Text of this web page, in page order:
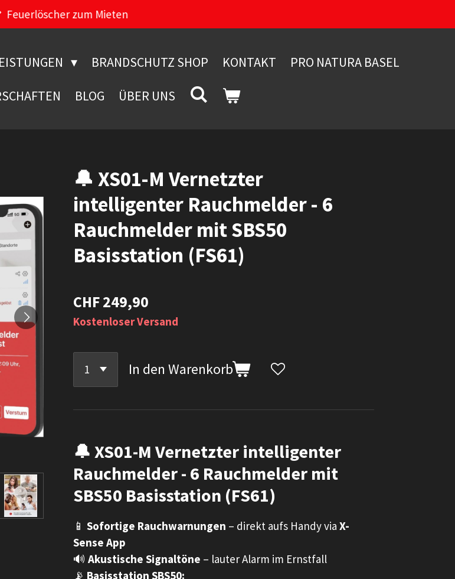
Feuerlöscher zum Mieten
BRANDSCHUTZ SHOP KONTAKT PRO NATURA BASEL
BLOG ÜBER UNS
🔔 XS01-M Vernetzter
intelligenter Rauchmelder - 6
Rauchmelder mit SBS50
Basisstation (FS61)
CHF 249,90
Kostenloser Versand
In den Warenkorb
🔔 XS01-M Vernetzter intelligenter
Rauchmelder - 6 Rauchmelder mit
SBS50 Basisstation (FS61)
📱 Sofortige Rauchwarnungen – direkt aufs Handy via X-
Sense App
🔊 Akustische Signaltöne – lauter Alarm im Ernstfall
📡 Basisstation SBS50: